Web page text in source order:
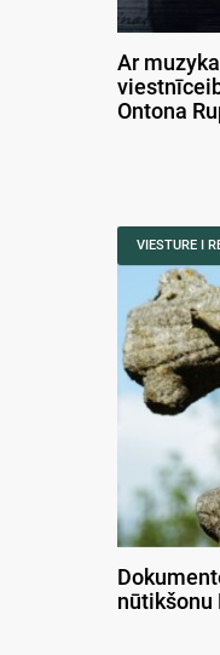
Ar
Ontona
VIESTURE I
nūtikšonu